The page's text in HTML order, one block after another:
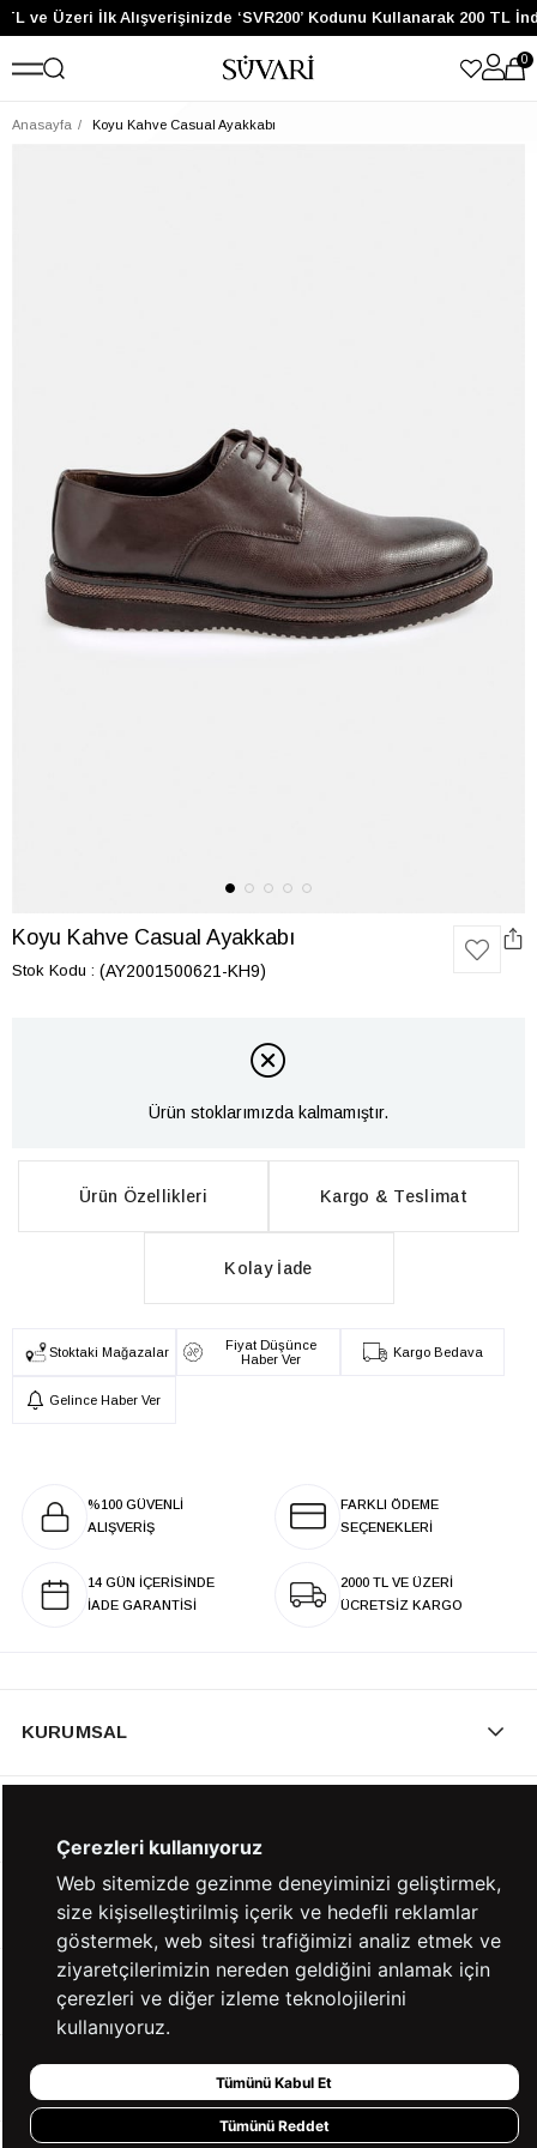
ve Üzeri İlk Alışverişinizde ‘SVR200’ Kodunu Kullanarak 200 TL
0
Anasayfa Koyu Kahve Casual Ayakkabı
Koyu Kahve Casual Ayakkabı
Stok Kodu (AY2001500621-KH9)
Ürün stoklarımızda kalmamıştır.
Ürün Özellikleri Kargo & Teslimat
Kolay İade
Stoktaki Mağazalar
Fiyat Düşünce
Haber Ver
Kargo Bedava
Gelince Haber Ver
%100 GÜVENLİ
ALIŞVERİŞ
FARKLI ÖDEME
SEÇENEKLERİ
14 GÜN İÇERİSİNDE
İADE GARANTİSİ
2000 TL VE ÜZERİ
ÜCRETSİZ KARGO
KURUMSAL
YARDIM
BİZE ULAŞIN
HIZLI ERİŞİM
Çerezleri kullanıyoruz
Web sitemizde gezinme deneyiminizi geliştirmek,
size kişiselleştirilmiş içerik ve hedefli reklamlar
göstermek, web sitesi trafiğimizi analiz etmek ve
ziyaretçilerimizin nereden geldiğini anlamak için
çerezleri ve diğer izleme teknolojilerini
kullanıyoruz.
Tümünü Kabul Et
Tümünü Reddet